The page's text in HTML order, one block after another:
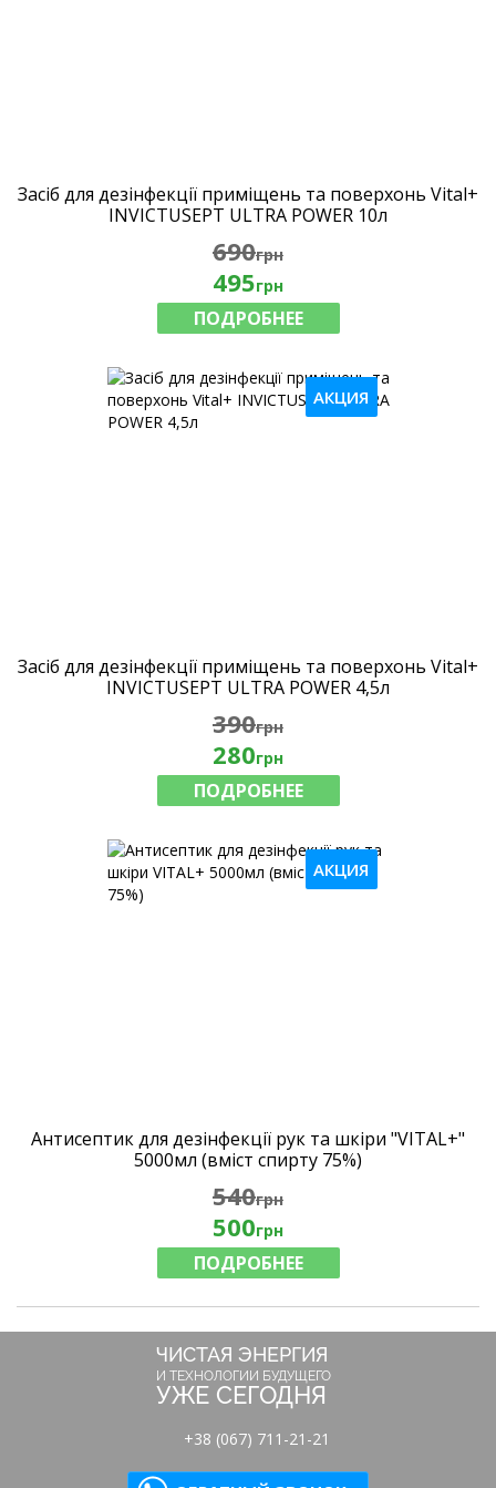
Засіб для дезінфекції приміщень та поверхонь Vital+
INVICTUSEPT ULTRA POWER 10л
690грн
495грн
ПОДРОБНЕЕ
АКЦИЯ
Засіб для дезінфекції приміщень та поверхонь Vital+
INVICTUSEPT ULTRA POWER 4,5л
390грн
280грн
ПОДРОБНЕЕ
АКЦИЯ
Антисептик для дезінфекції рук та шкіри "VITAL+"
5000мл (вміст спирту 75%)
540грн
500грн
ПОДРОБНЕЕ
ЧИСТАЯ ЭНЕРГИЯ
И ТЕХНОЛОГИИ БУДУЩЕГО
УЖЕ СЕГОДНЯ
+38 (067) 711-21-21